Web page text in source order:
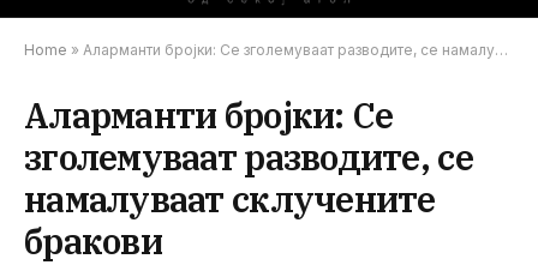
Home » Аларманти бројки: Се зголемуваат разводите, се намалуваат склучените бракови
Аларманти бројки: Се
зголемуваат разводите, се
намалуваат склучените
бракови